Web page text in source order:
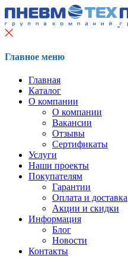
Главное меню
Главная
Каталог
О компании
О компании
Вакансии
Отзывы
Сертификаты
Услуги
Наши проекты
Покупателям
Гарантии
Оплата и доставка
Акции и скидки
Информация
Блог
Новости
Контакты